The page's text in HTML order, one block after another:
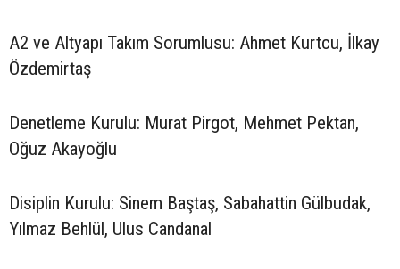
A2 ve Altyapı Takım Sorumlusu: Ahmet Kurtcu, İlkay
Özdemirtaş
Denetleme Kurulu: Murat Pirgot, Mehmet Pektan,
Oğuz Akayoğlu
Disiplin Kurulu: Sinem Baştaş, Sabahattin Gülbudak,
Yılmaz Behlül, Ulus Candanal